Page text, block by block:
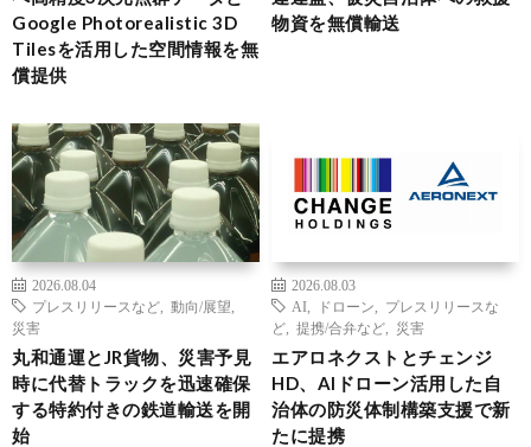
Google Photorealistic 3D
Tilesを活用した空間情報を無
償提供
物資を無償輸送
2026.08.04
プレスリリースなど
動向/展望
災害
丸和通運とJR貨物、災害予見
時に代替トラックを迅速確保
する特約付きの鉄道輸送を開
始
2026.08.03
AI
ドローン
プレスリリースな
ど
提携/合弁など 災害
エアロネクストとチェンジ
HD、AIドローン活用した自
治体の防災体制構築支援で新
たに提携